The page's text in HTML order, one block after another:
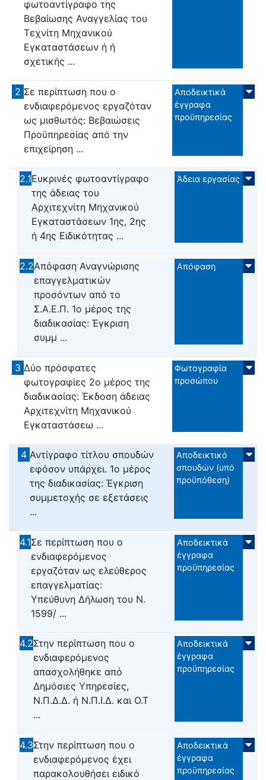
φωτοαντίγραφο της
Βεβαίωσης Αναγγελίας του
Τεχνίτη Μηχανικού
Εγκαταστάσεων ή ή
σχετικής ...
2 Σε περίπτωση που ο
ενδιαφερόμενος εργαζόταν
ως μισθωτός: Βεβαιώσεις
Προϋπηρεσίας από την
επιχείρηση ...
Αποδεικτικά
έγγραφα
προϋπηρεσίας
2.1Ευκρινές φωτοαντίγραφο
της άδειας του
Αρχιτεχνίτη Μηχανικού
Εγκαταστάσεων 1ης, 2ης
ή 4ης Ειδικότητας ...
Άδεια εργασίας
2.2Απόφαση Αναγνώρισης
επαγγελματικών
προσόντων από το
Σ.Α.Ε.Π. 1ο μέρος της
διαδικασίας: Έγκριση
συμμ ...
Απόφαση
3 Δύο πρόσφατες
φωτογραφίες 2ο μέρος της
διαδικασίας: Έκδοση άδειας
Αρχιτεχνίτη Μηχανικού
Εγκαταστάσεω ...
Φωτογραφία
προσώπου
4 Αντίγραφο τίτλου σπουδών
εφόσον υπάρχει. 1ο μέρος
της διαδικασίας: Έγκριση
συμμετοχής σε εξετάσεις
...
Αποδεικτικό
σπουδών (υπό
προϋπόθεση)
4.1Σε περίπτωση που ο
ενδιαφερόμενος
εργαζόταν ως ελεύθερος
επαγγελματίας:
Υπεύθυνη Δήλωση του Ν.
1599/ ...
Αποδεικτικά
έγγραφα
προϋπηρεσίας
4.2Στην περίπτωση που ο
ενδιαφερόμενος
απασχολήθηκε από
Δημόσιες Υπηρεσίες,
Ν.Π.Δ.Δ. ή Ν.Π.Ι.Δ. και Ο.Τ
...
Αποδεικτικά
έγγραφα
προϋπηρεσίας
4.3Στην περίπτωση που ο
ενδιαφερόμενος έχει
παρακολουθήσει ειδικό
Αποδεικτικά
έγγραφα
προϋπηρεσίας